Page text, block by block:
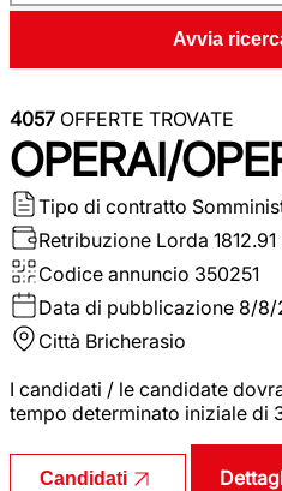
Avvia
4057 OFFERTE TROVATE
OPERAI/
Tipo di contratto
Retribuzione Lorda
Codice annuncio 350251
Data di pubblicazione 8/8/
Città Bricherasio
I candidati / le candidate
tempo determinato iniziale di
Candidati